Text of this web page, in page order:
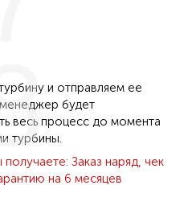
и отправляем ее
будет
весь процесс до момента
турбины.
Заказ наряд, чек
на 6 месяцев